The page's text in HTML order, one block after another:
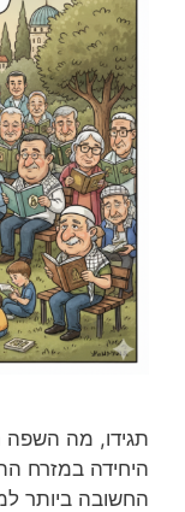
תגידו, מה השפה
היחידה במזרח
החשובה ביותר